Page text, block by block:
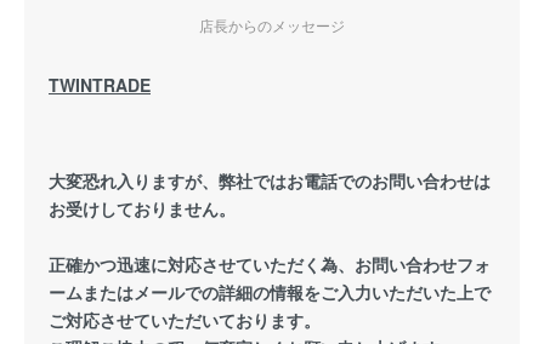
店長からのメッセージ
TWINTRADE
大変恐れ入りますが、弊社ではお電話でのお問い合わせは
お受けしておりません。
正確かつ迅速に対応させていただく為、お問い合わせフォ
ームまたはメールでの詳細の情報をご入力いただいた上で
ご対応させていただいております。